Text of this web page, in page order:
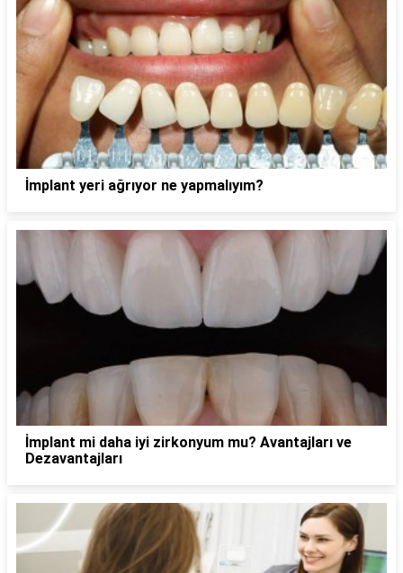
İmplant yeri ağrıyor ne yapmalıyım?
İmplant mi daha iyi zirkonyum mu? Avantajları ve
Dezavantajları